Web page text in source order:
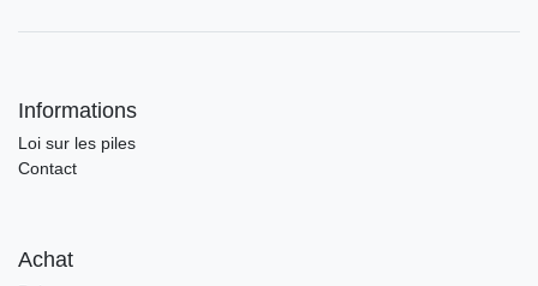
Informations
Loi sur les piles
Contact
Achat